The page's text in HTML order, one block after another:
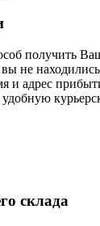
получить
не
и адрес
склада